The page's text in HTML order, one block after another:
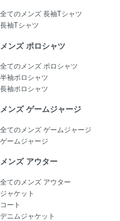
全てのメンズ 長袖Tシャツ
長袖Tシャツ
メンズ ポロシャツ
全てのメンズ ポロシャツ
半袖ポロシャツ
長袖ポロシャツ
メンズ ゲームジャージ
全てのメンズ ゲームジャージ
ゲームジャージ
メンズ アウター
全てのメンズ アウター
ジャケット
コート
デニムジャケット